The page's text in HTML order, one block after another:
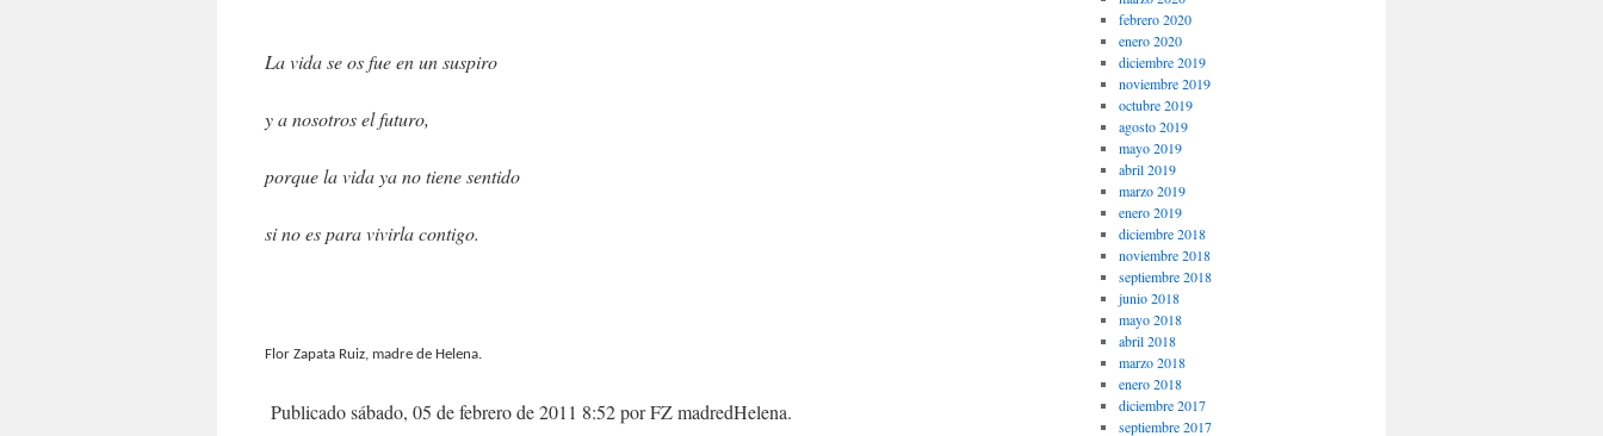
La vida se os fue en un suspiro
y a nosotros el futuro,
porque la vida ya no tiene sentido
si no es para vivirla contigo.
Flor Zapata Ruiz, madre de Helena.
Publicado sábado, 05 de febrero de 2011 8:52 por FZ madredHelena.
febrero 2020
enero 2020
diciembre 2019
noviembre 2019
octubre 2019
agosto 2019
mayo 2019
abril 2019
marzo 2019
enero 2019
diciembre 2018
noviembre 2018
septiembre 2018
junio 2018
mayo 2018
abril 2018
marzo 2018
enero 2018
diciembre 2017
septiembre 2017